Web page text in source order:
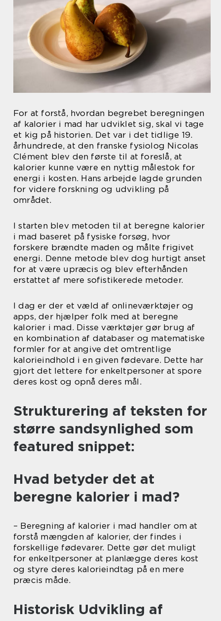
For at forstå, hvordan begrebet beregningen
af kalorier i mad har udviklet sig, skal vi tage
et kig på historien. Det var i det tidlige 19.
århundrede, at den franske fysiolog Nicolas
Clément blev den første til at foreslå, at
kalorier kunne være en nyttig målestok for
energi i kosten. Hans arbejde lagde grunden
for videre forskning og udvikling på
området.
I starten blev metoden til at beregne kalorier
i mad baseret på fysiske forsøg, hvor
forskere brændte maden og målte frigivet
energi. Denne metode blev dog hurtigt anset
for at være upræcis og blev efterhånden
erstattet af mere sofistikerede metoder.
I dag er der et væld af onlineværktøjer og
apps, der hjælper folk med at beregne
kalorier i mad. Disse værktøjer gør brug af
en kombination af databaser og matematiske
formler for at angive det omtrentlige
kalorieindhold i en given fødevare. Dette har
gjort det lettere for enkeltpersoner at spore
deres kost og opnå deres mål.
Strukturering af teksten for
større sandsynlighed som
featured snippet:
Hvad betyder det at
beregne kalorier i mad?
– Beregning af kalorier i mad handler om at
forstå mængden af kalorier, der findes i
forskellige fødevarer. Dette gør det muligt
for enkeltpersoner at planlægge deres kost
og styre deres kalorieindtag på en mere
præcis måde.
Historisk Udvikling af